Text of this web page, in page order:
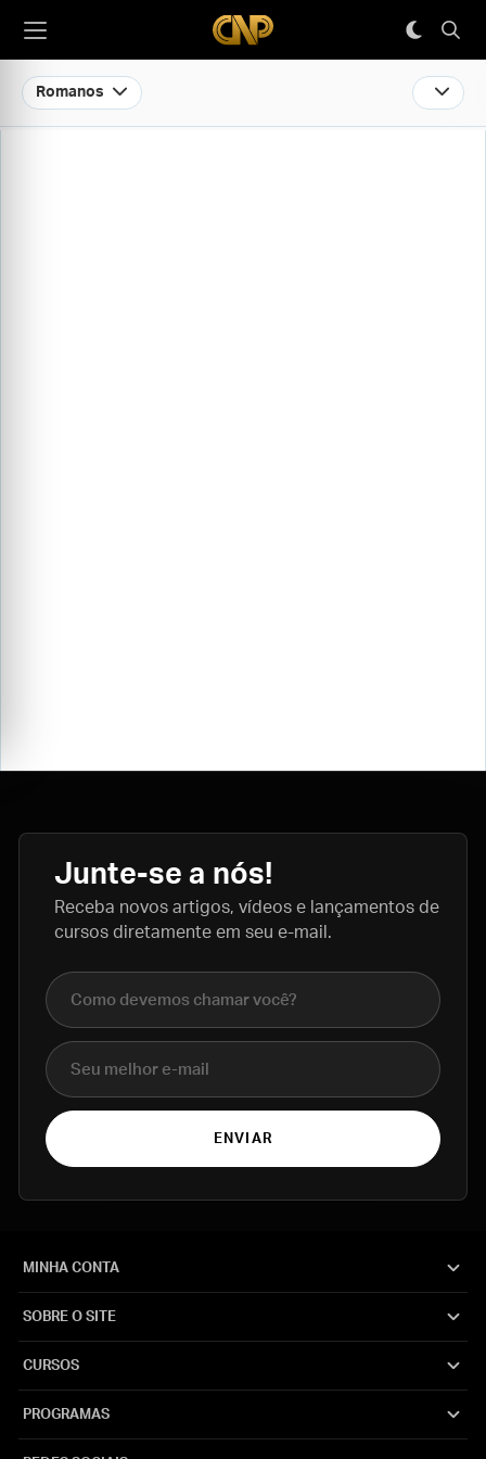
Romanos
Junte-se a nós!
Receba novos artigos, vídeos e lançamentos de
cursos diretamente em seu e-mail.
Nome completo
E-mail
ENVIAR
MINHA CONTA
SOBRE O SITE
CURSOS
PROGRAMAS